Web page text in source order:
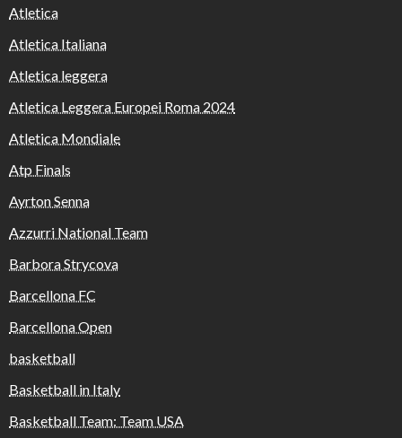
Atletica
Atletica Italiana
Atletica leggera
Atletica Leggera Europei Roma 2024
Atletica Mondiale
Atp Finals
Ayrton Senna
Azzurri National Team
Barbora Strycova
Barcellona FC
Barcellona Open
basketball
Basketball in Italy
Basketball Team: Team USA